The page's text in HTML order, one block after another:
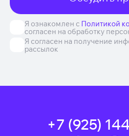
Я ознакомлен с Политикой
согласен на обработку
Я согласен на получение
рассылок
+7 (925)